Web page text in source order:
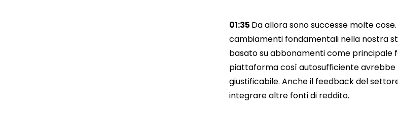
01:35 Da allora sono successe molte
cambiamenti fondamentali nella nostra
basato su abbonamenti come principale
piattaforma così autosufficiente
giustificabile. Anche il feedback del
integrare altre fonti di reddito.